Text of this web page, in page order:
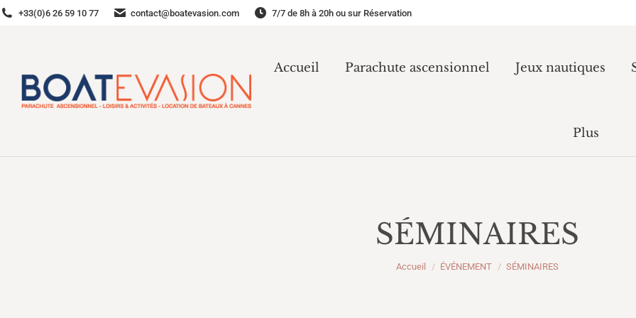
+33(0)6 26 59 10 77 contact@boatevasion.com 7/7 de 8h à 20h ou sur Réservation
Accueil Parachute ascensionnel Jeux nautiques
Plus
SÉMINAIRES
Vous êtes ici :
Accueil ÉVÉNEMENT SÉMINAIRES